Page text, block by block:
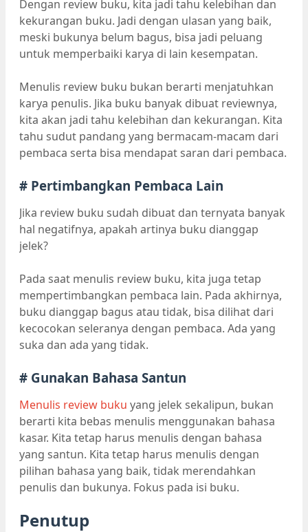
Dengan review buku, kita jadi tahu kelebihan dan
kekurangan buku. Jadi dengan ulasan yang baik,
meski bukunya belum bagus, bisa jadi peluang
untuk memperbaiki karya di lain kesempatan.
Menulis review buku bukan berarti menjatuhkan
karya penulis. Jika buku banyak dibuat reviewnya,
kita akan jadi tahu kelebihan dan kekurangan. Kita
tahu sudut pandang yang bermacam-macam dari
pembaca serta bisa mendapat saran dari pembaca.
# Pertimbangkan Pembaca Lain
Jika review buku sudah dibuat dan ternyata banyak
hal negatifnya, apakah artinya buku dianggap
jelek?
Pada saat menulis review buku, kita juga tetap
mempertimbangkan pembaca lain. Pada akhirnya,
buku dianggap bagus atau tidak, bisa dilihat dari
kecocokan seleranya dengan pembaca. Ada yang
suka dan ada yang tidak.
# Gunakan Bahasa Santun
Menulis review buku yang jelek sekalipun, bukan
berarti kita bebas menulis menggunakan bahasa
kasar. Kita tetap harus menulis dengan bahasa
yang santun. Kita tetap harus menulis dengan
pilihan bahasa yang baik, tidak merendahkan
penulis dan bukunya. Fokus pada isi buku.
Penutup